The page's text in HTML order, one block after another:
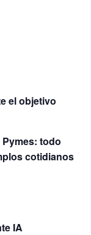
el objetivo
todo
cotidianos
IA